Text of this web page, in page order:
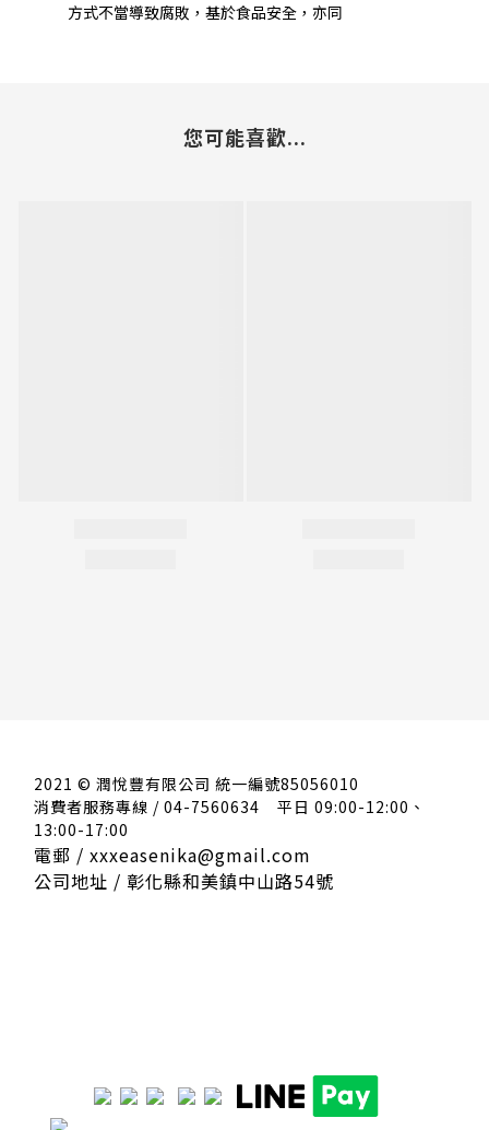
方式不當導致腐敗，基於食品安全，亦同
您可能喜歡...
2021 © 潤悅豐有限公司 統一編號85056010
消費者服務專線 / 04-7560634 平日 09:00-12:00、
13:00-17:00
電郵 / xxxeasenika@gmail.com
公司地址 / 彰化縣和美鎮中山路54號